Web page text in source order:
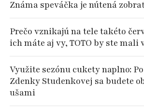
Známa speváčka je nútená
Prečo vznikajú na tele takéto
ich máte aj vy, TOTO by ste mali
Využite sezónu cukety naplno:
Zdenky Studenkovej sa budete
ušami